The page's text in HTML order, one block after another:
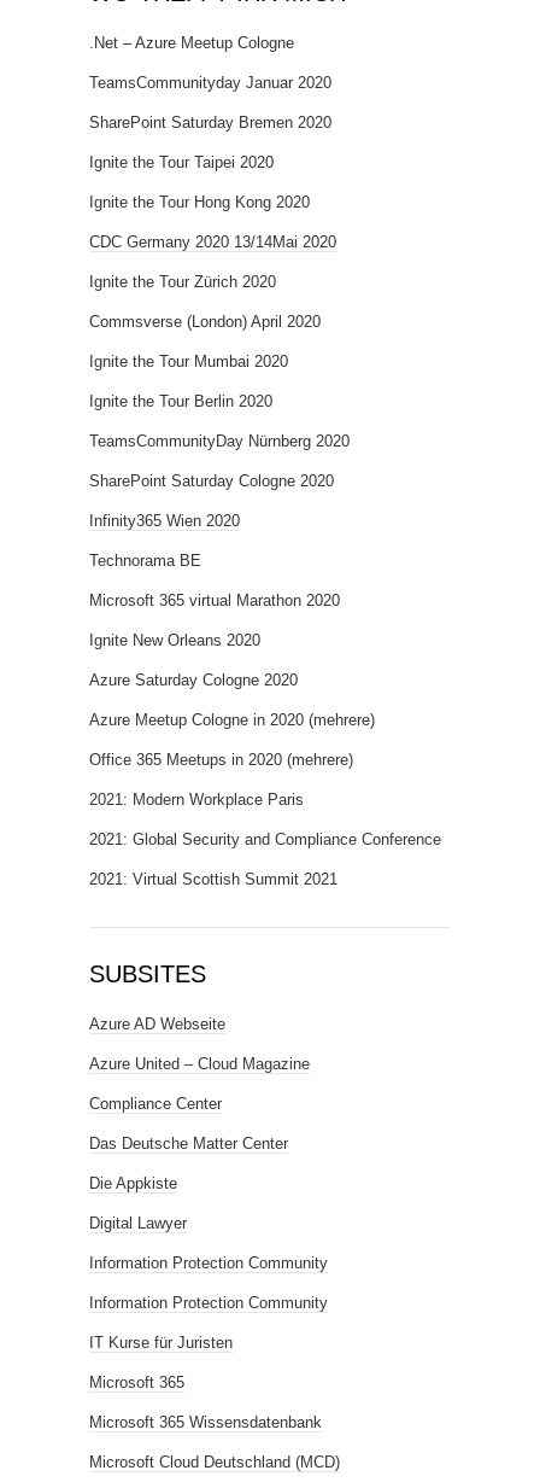
.Net – Azure Meetup Cologne
TeamsCommunityday Januar 2020
SharePoint Saturday Bremen 2020
Ignite the Tour Taipei 2020
Ignite the Tour Hong Kong 2020
CDC Germany 2020 13/14Mai 2020
Ignite the Tour Zürich 2020
Commsverse (London) April 2020
Ignite the Tour Mumbai 2020
Ignite the Tour Berlin 2020
TeamsCommunityDay Nürnberg 2020
SharePoint Saturday Cologne 2020
Infinity365 Wien 2020
Technorama BE
Microsoft 365 virtual Marathon 2020
Ignite New Orleans 2020
Azure Saturday Cologne 2020
Azure Meetup Cologne in 2020 (mehrere)
Office 365 Meetups in 2020 (mehrere)
2021: Modern Workplace Paris
2021: Global Security and Compliance Conference
2021: Virtual Scottish Summit 2021
SUBSITES
Azure AD Webseite
Azure United – Cloud Magazine
Compliance Center
Das Deutsche Matter Center
Die Appkiste
Digital Lawyer
Information Protection Community
Information Protection Community
IT Kurse für Juristen
Microsoft 365
Microsoft 365 Wissensdatenbank
Microsoft Cloud Deutschland (MCD)